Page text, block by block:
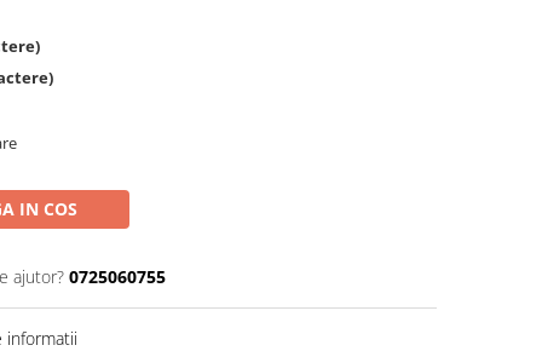
IN COS
ajutor? 0725060755
informatii